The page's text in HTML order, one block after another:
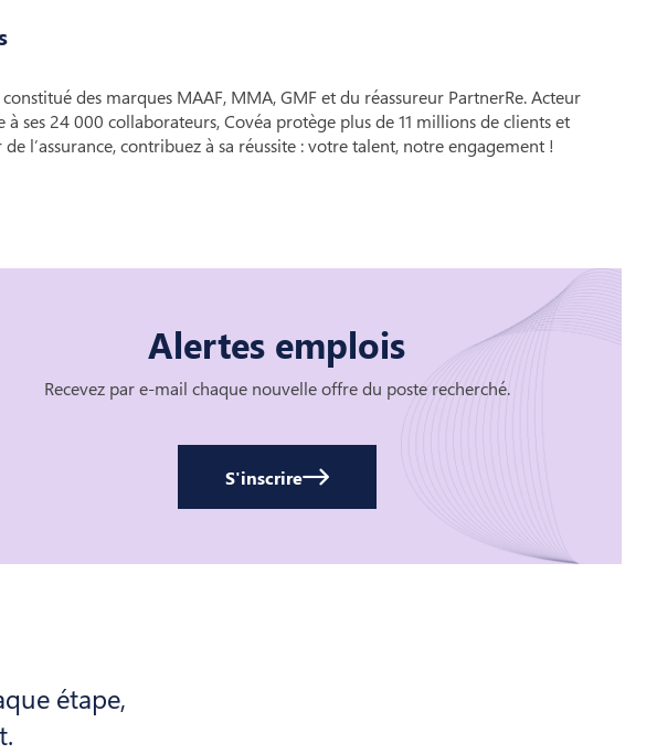
des marques MAAF, MMA, GMF et du réassureur PartnerRe. Acteur
ses 24 000 collaborateurs, Covéa protège plus de 11 millions de clients et
l’assurance, contribuez à sa réussite : votre talent, notre engagement !
Alertes emplois
Recevez par e-mail chaque nouvelle offre du poste recherché.
S'inscrire
étape,